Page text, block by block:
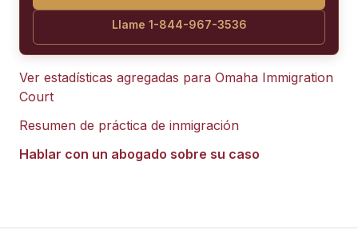
Llame 1-844-967-3536
Ver estadísticas agregadas para Omaha Immigration
Court
Resumen de práctica de inmigración
Hablar con un abogado sobre su caso